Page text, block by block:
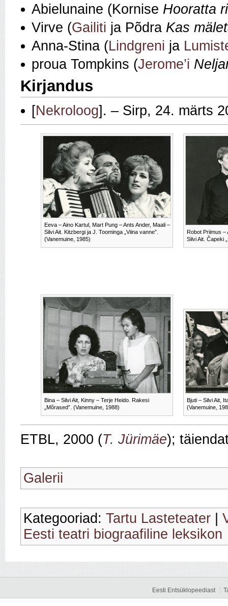
Abielunaine (Kornise Hooratta
Virve (Gailiti ja Põdra Kas
Anna-Stina (Lindgreni ja
proua Tompkins (Jerome’i
Kirjandus
[Nekroloog]. – Sirp, 24. märts
Eeva – Aino Kartul, Mart Pung – Ants Ander, Maali –
Silvi Ait. Kitzbergi ja J. Toominga „Viina vanne”.
(Vanemuine, 1985)
Robot Priimus
Silvi Ait. Čapeki
Bina – Silvi Ait, Kinny – Terje Heido. Rakesi
„Mõrased”. (Vanemuine, 1988)
Bjuti – Silvi Ait,
(Vanemuine,
ETBL, 2000 (T. Jürimäe);
Galerii
Kategooriad: Tartu Lasteteater
Eesti teatri biograafiline leksikon
Eesti Entsüklopeediast